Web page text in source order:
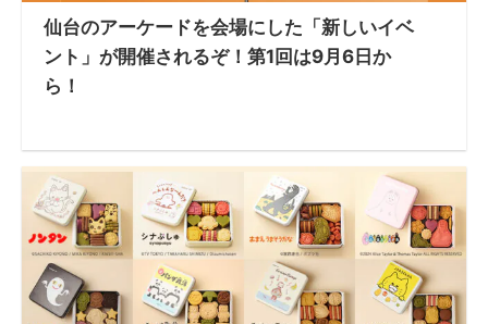
仙台のアーケードを会場にした「新しいイベ
ント」が開催されるぞ！第1回は9月6日か
ら！